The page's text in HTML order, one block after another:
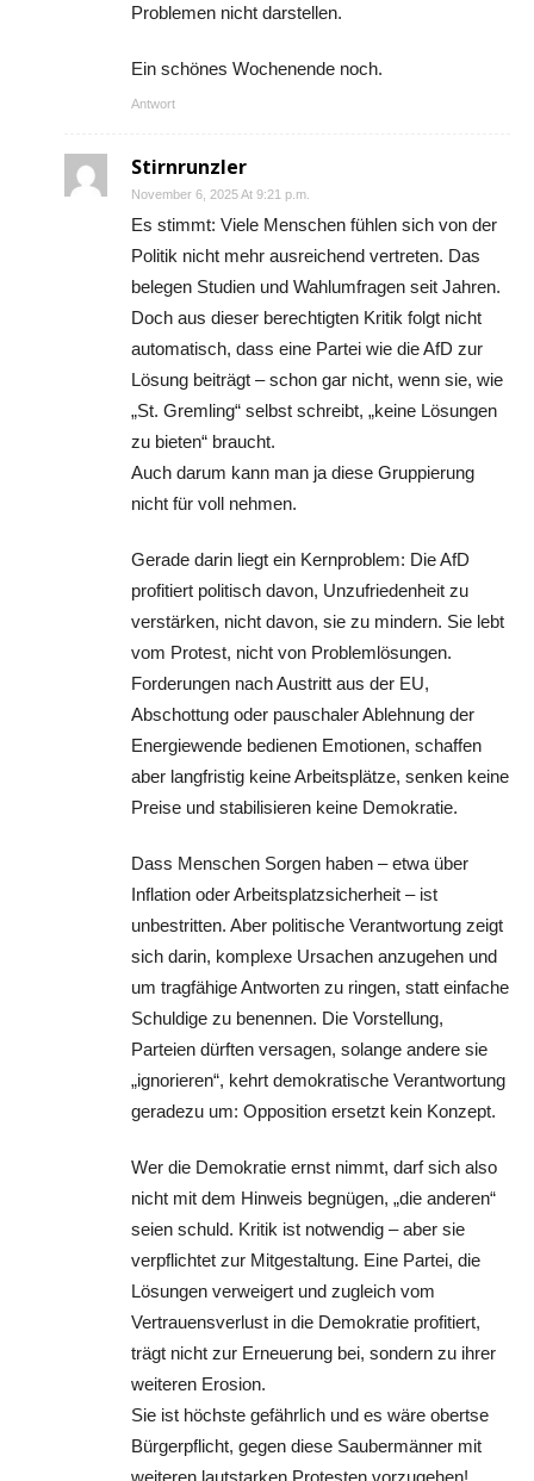
Problemen nicht darstellen.
Ein schönes Wochenende noch.
Antwort
Stirnrunzler
November 6, 2025 At 9:21 p.m.
Es stimmt: Viele Menschen fühlen sich von der
Politik nicht mehr ausreichend vertreten. Das
belegen Studien und Wahlumfragen seit Jahren.
Doch aus dieser berechtigten Kritik folgt nicht
automatisch, dass eine Partei wie die AfD zur
Lösung beiträgt – schon gar nicht, wenn sie, wie
„St. Gremling“ selbst schreibt, „keine Lösungen
zu bieten“ braucht.
Auch darum kann man ja diese Gruppierung
nicht für voll nehmen.
Gerade darin liegt ein Kernproblem: Die AfD
profitiert politisch davon, Unzufriedenheit zu
verstärken, nicht davon, sie zu mindern. Sie lebt
vom Protest, nicht von Problemlösungen.
Forderungen nach Austritt aus der EU,
Abschottung oder pauschaler Ablehnung der
Energiewende bedienen Emotionen, schaffen
aber langfristig keine Arbeitsplätze, senken keine
Preise und stabilisieren keine Demokratie.
Dass Menschen Sorgen haben – etwa über
Inflation oder Arbeitsplatzsicherheit – ist
unbestritten. Aber politische Verantwortung zeigt
sich darin, komplexe Ursachen anzugehen und
um tragfähige Antworten zu ringen, statt einfache
Schuldige zu benennen. Die Vorstellung,
Parteien dürften versagen, solange andere sie
„ignorieren“, kehrt demokratische Verantwortung
geradezu um: Opposition ersetzt kein Konzept.
Wer die Demokratie ernst nimmt, darf sich also
nicht mit dem Hinweis begnügen, „die anderen“
seien schuld. Kritik ist notwendig – aber sie
verpflichtet zur Mitgestaltung. Eine Partei, die
Lösungen verweigert und zugleich vom
Vertrauensverlust in die Demokratie profitiert,
trägt nicht zur Erneuerung bei, sondern zu ihrer
weiteren Erosion.
Sie ist höchste gefährlich und es wäre obertse
Bürgerpflicht, gegen diese Saubermänner mit
weiteren lautstarken Protesten vorzugehen!